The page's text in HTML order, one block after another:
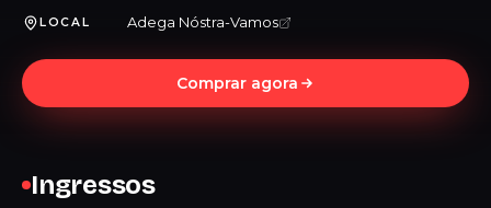
LOCAL Adega Nóstra-Vamos
Comprar agora
Ingressos